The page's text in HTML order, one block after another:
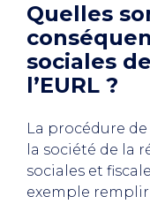
Quelles
sociales
l’EURL ?
La procédure
la société de la
sociales et
exemple